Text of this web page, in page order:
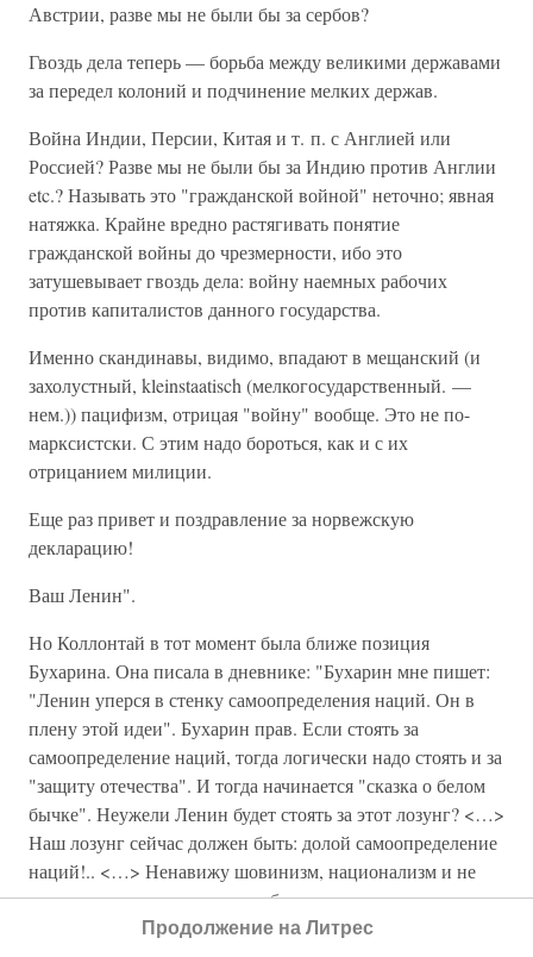
Австрии, разве мы не были бы за сербов?
Гвоздь дела теперь — борьба между великими державами
за передел колоний и подчинение мелких держав.
Война Индии, Персии, Китая и т. п. с Англией или
Россией? Разве мы не были бы за Индию против Англии
etc.? Называть это "гражданской войной" неточно; явная
натяжка. Крайне вредно растягивать понятие
гражданской войны до чрезмерности, ибо это
затушевывает гвоздь дела: войну наемных рабочих
против капиталистов данного государства.
Именно скандинавы, видимо, впадают в мещанский (и
захолустный, kleinstaatisch (мелкогосударственный. —
нем.)) пацифизм, отрицая "войну" вообще. Это не по-
марксистски. С этим надо бороться, как и с их
отрицанием милиции.
Еще раз привет и поздравление за норвежскую
декларацию!
Ваш Ленин".
Но Коллонтай в тот момент была ближе позиция
Бухарина. Она писала в дневнике: "Бухарин мне пишет:
"Ленин уперся в стенку самоопределения наций. Он в
плену этой идеи". Бухарин прав. Если стоять за
самоопределение наций, тогда логически надо стоять и за
"защиту отечества". И тогда начинается "сказка о белом
бычке". Неужели Ленин будет стоять за этот лозунг? <…>
Наш лозунг сейчас должен быть: долой самоопределение
наций!.. <…> Ненавижу шовинизм, национализм и не
верю, что пролетариату надо бороться за национальное
самоопределение. На что это ему?"
Продолжение на Литрес